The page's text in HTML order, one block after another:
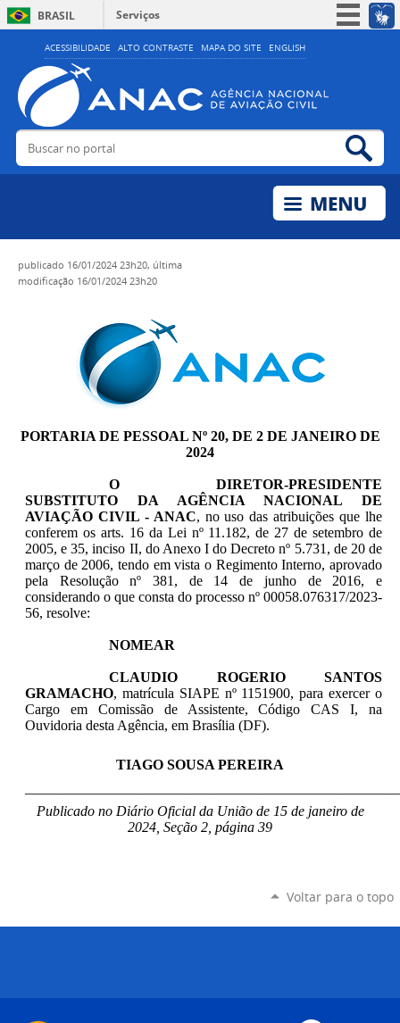
ACESSIBILIDADE ALTO CONTRASTE MAPA DO SITE ENGLISH
BRASIL
Serviços
Simplifique!
Acesso à informação
Legislação
Buscar no portal
publicado 16/01/2024 23h20, última
modificação 16/01/2024 23h20
PORTARIA DE PESSOAL Nº 20, DE 2 DE JANEIRO DE
2024
O DIRETOR-PRESIDENTE
SUBSTITUTO DA AGÊNCIA NACIONAL DE
AVIAÇÃO CIVIL - ANAC, no uso das atribuições que lhe
conferem os arts. 16 da Lei nº 11.182, de 27 de setembro de
2005, e 35, inciso II, do Anexo I do Decreto nº 5.731, de 20 de
março de 2006, tendo em vista o Regimento Interno, aprovado
pela Resolução nº 381, de 14 de junho de 2016, e
considerando o que consta do processo nº 00058.076317/2023-
56, resolve:
NOMEAR
CLAUDIO ROGERIO SANTOS
GRAMACHO, matrícula SIAPE nº 1151900, para exercer o
Cargo em Comissão de Assistente, Código CAS I, na
Ouvidoria desta Agência, em Brasília (DF).
TIAGO SOUSA PEREIRA
Publicado no Diário Oficial da União de 15 de janeiro de
2024, Seção 2, página 39
Voltar para o topo